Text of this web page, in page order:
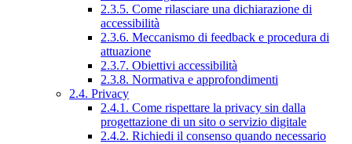
2.3.5. Come rilasciare una dichiarazione di
accessibilità
2.3.6. Meccanismo di feedback e procedura di
attuazione
2.3.7. Obiettivi accessibilità
2.3.8. Normativa e approfondimenti
2.4. Privacy
2.4.1. Come rispettare la privacy sin dalla
progettazione di un sito o servizio digitale
2.4.2. Richiedi il consenso quando necessario